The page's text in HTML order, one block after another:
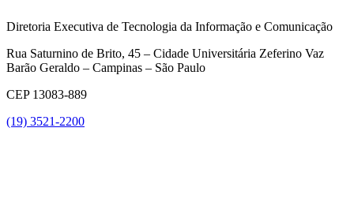
Diretoria Executiva de Tecnologia da Informação e Comunicação
Rua Saturnino de Brito, 45 – Cidade Universitária Zeferino Vaz
Barão Geraldo – Campinas – São Paulo
CEP 13083-889
(19) 3521-2200